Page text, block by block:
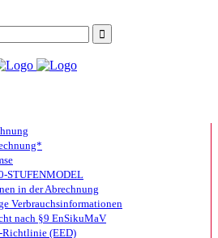
STUFENMODEL
in der Abrechnung
Verbrauchsinformationen
nach §9 EnSikuMaV
Richtlinie (EED)